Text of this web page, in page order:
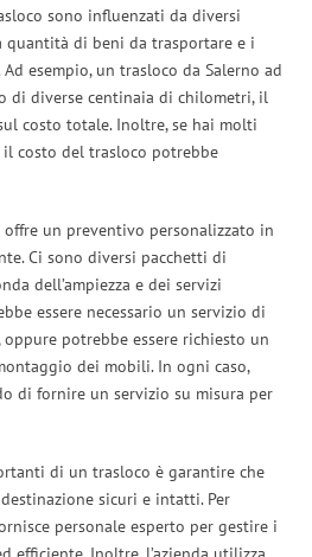
sono influenzati da diversi
quantità di beni da trasportare e i
esempio, un trasloco da Salerno ad
di diverse centinaia di chilometri, il
costo totale. Inoltre, se hai molti
costo del trasloco potrebbe
offre un preventivo personalizzato in
Ci sono diversi pacchetti di
dell’ampiezza e dei servizi
essere necessario un servizio di
potrebbe essere richiesto un
dei mobili. In ogni caso,
di fornire un servizio su misura per
di un trasloco è garantire che
sicuri e intatti. Per
personale esperto per gestire i